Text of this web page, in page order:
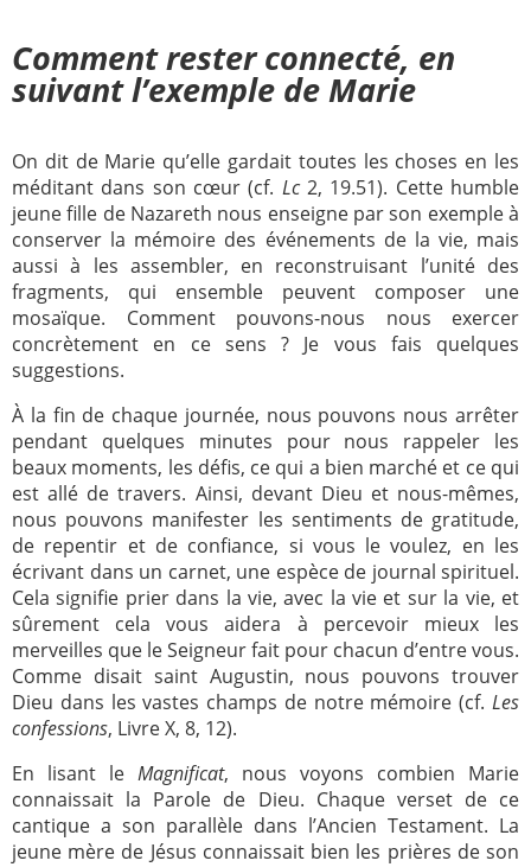
Comment rester connecté, en
suivant l’exemple de Marie
On dit de Marie qu’elle gardait toutes les choses en les
méditant dans son cœur (cf. Lc2, 19.51). Cette humble
jeune fille de Nazareth nous enseigne par son exemple à
conserver la mémoire des événements de la vie, mais
aussi à les assembler, en reconstruisant l’unité des
fragments, qui ensemble peuvent composer une
mosaïque. Comment pouvons-nous nous exercer
concrètement en ce sens ? Je vous fais quelques
suggestions.
À la fin de chaque journée, nous pouvons nous arrêter
pendant quelques minutes pour nous rappeler les
beaux moments, les défis, ce qui a bien marché et ce qui
est allé de travers. Ainsi, devant Dieu et nous-mêmes,
nous pouvons manifester les sentiments de gratitude,
de repentir et de confiance, si vous le voulez, en les
écrivant dans un carnet, une espèce de journal spirituel.
Cela signifie prier dans la vie, avec la vie et sur la vie, et
sûrement cela vous aidera à percevoir mieux les
merveilles que le Seigneur fait pour chacun d’entre vous.
Comme disait saint Augustin, nous pouvons trouver
Dieu dans les vastes champs de notre mémoire (cf. Les
confessions, Livre X, 8, 12).
En lisant le Magnificat, nous voyons combien Marie
connaissait la Parole de Dieu. Chaque verset de ce
cantique a son parallèle dans l’Ancien Testament. La
jeune mère de Jésus connaissait bien les prières de son